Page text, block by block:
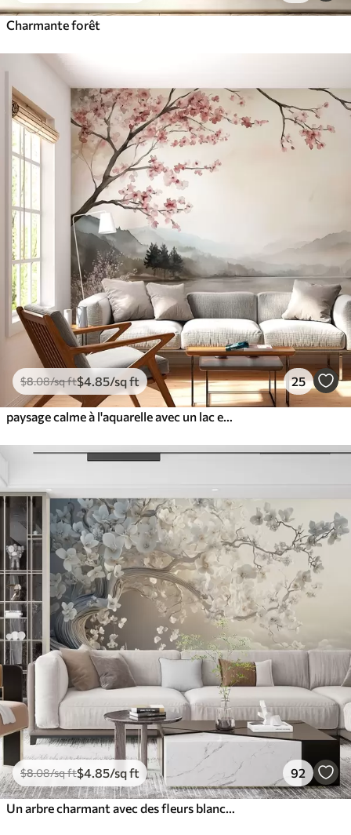
Charmante forêt
$8.08/sq ft$4.85/sq ft 25
paysage calme à l'aquarelle avec un lac et un arbre en fleurs
$8.08/sq ft$4.85/sq ft 92
Un arbre charmant avec des fleurs blanches sur fond de nuages dans un style intéressant aux couleurs chaudes et délicates